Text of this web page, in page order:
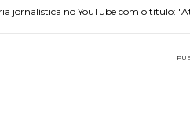
jornalística no YouTube com o título: